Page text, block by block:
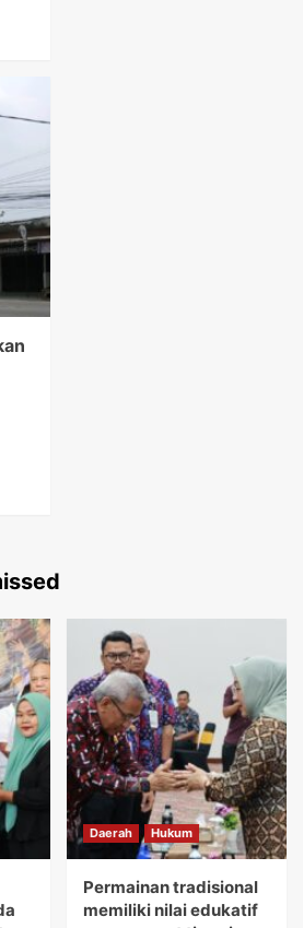
Daerah Hukum
Permainan tradisional
memiliki nilai edukatif